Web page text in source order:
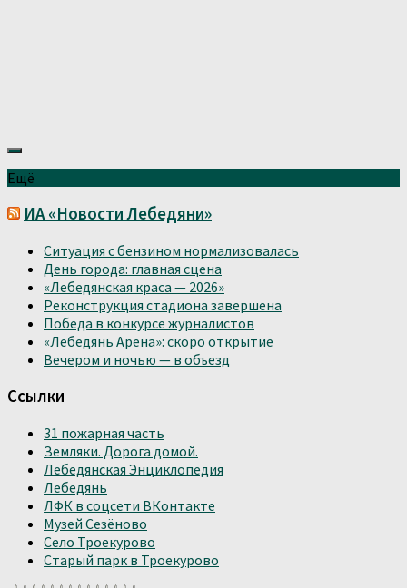
Ещё
ИА «Новости Лебедяни»
Ситуация с бензином нормализовалась
День города: главная сцена
«Лебедянская краса — 2026»
Реконструкция стадиона завершена
Победа в конкурсе журналистов
«Лебедянь Арена»: скоро открытие
Вечером и ночью — в объезд
Ссылки
31 пожарная часть
Земляки. Дорога домой.
Лебедянская Энциклопедия
Лебедянь
ЛФК в соцсети ВКонтакте
Музей Сезёново
Село Троекурово
Старый парк в Троекурово